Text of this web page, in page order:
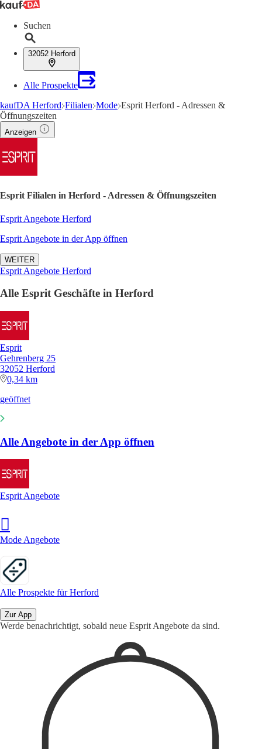
Suchen
32052 Herford
Alle Prospekte
kaufDA Herford Filialen Mode Esprit Herford - Adressen &
Öffnungszeiten
Anzeigen
Esprit Filialen in Herford - Adressen & Öffnungszeiten
Esprit Angebote Herford
Esprit Angebote in der App öffnen
WEITER
Esprit Angebote Herford
Alle Esprit Geschäfte in Herford
Esprit
Gehrenberg 25
32052 Herford
0,34 km
geöffnet
Alle Angebote in der App öffnen
Esprit Angebote
Mode Angebote
Alle Prospekte für Herford
Zur App
Werde benachrichtigt, sobald neue Esprit Angebote da sind.